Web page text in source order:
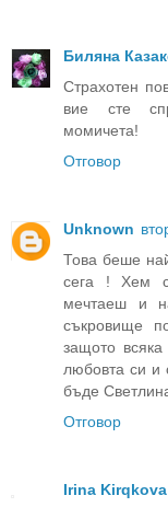
Биляна
Страхотен
вие сте
момичета!
Отговор
Unknown
Това беше
сега ! Хем
мечтаеш и
съкровище
защото
любовта си и
бъде
Отговор
Irina Kirqkova